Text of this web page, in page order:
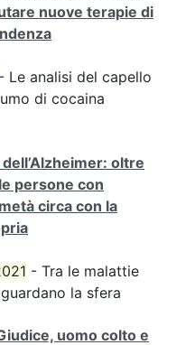
nuove terapie di
- Le analisi del capello
di cocaina
oltre
persone con
circa con la
- Tra le malattie
la sfera
uomo colto e